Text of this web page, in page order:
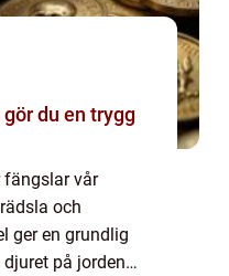
fängslar vår
och
ger en grundlig
på jorden